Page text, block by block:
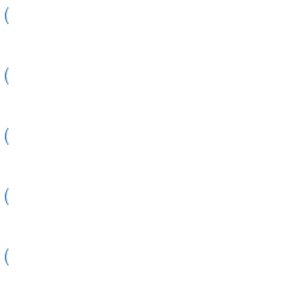
(
(
(
(
(